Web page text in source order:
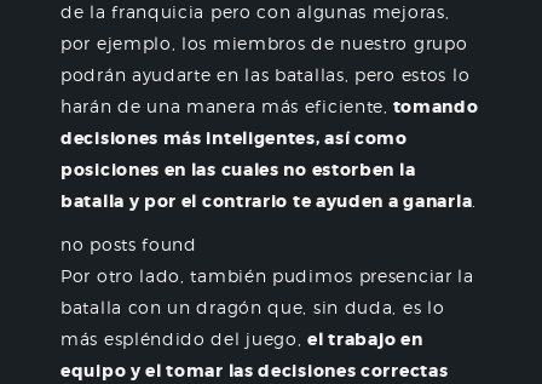
de la franquicia pero con algunas mejoras,
por ejemplo, los miembros de nuestro grupo
podrán ayudarte en las batallas, pero estos lo
harán de una manera más eficiente, tomando
decisiones más inteligentes, así como
posiciones en las cuales no estorben la
batalla y por el contrario te ayuden a ganarla
no posts found
Por otro lado, también pudimos presenciar la
batalla con un dragón que, sin duda, es lo
más espléndido del juego,el trabajo en
equipo y el tomar las decisiones correctas